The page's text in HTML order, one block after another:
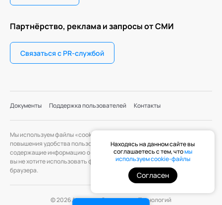
Партнёрство, реклама и запросы от СМИ
Связаться с PR-службой
Документы Поддержка пользователей Контакты
Мы используем файлы «cookie» с целью персонализации сервисов и
повышения удобства пользования веб-сайтом. «Cookie» — файлы,
содержащие информацию о предыдущих посещениях веб-сайта. Если
вы не хотите использовать файлы «cookie», измените настройки
браузера.
© 2026 Академия Социальных Технологий
Находясь на данном сайте вы
соглашаетесь с тем, чтомы
используем cookie-файлы
Согласен